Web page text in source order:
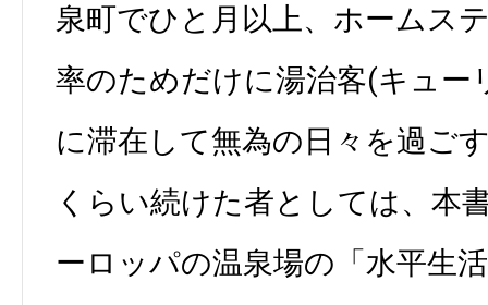
泉町でひと月以上、ホームス
率のためだけに湯治客(キュー
に滞在して無為の日々を過ご
くらい続けた者としては、本
ーロッパの温泉場の「水平生